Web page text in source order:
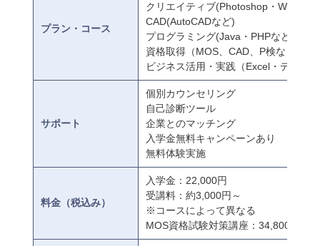
プラン・コース
クリエイティブ(Photoshop・Webデ
CAD(AutoCADなど)
プログラミング(Java・PHPなど)
資格取得（MOS、CAD、P検など）
ビジネス活用・実践（Excel・データ
サポート
個別カウンセリング
自己診断ツール
企業とのマッチング
入学金無料キャンペーンあり
無料体験実施
料金（税込み）
入学金：22,000円
受講料：約3,000円～
※コースによって異なる
MOS資格試験対策講座：34,800円～